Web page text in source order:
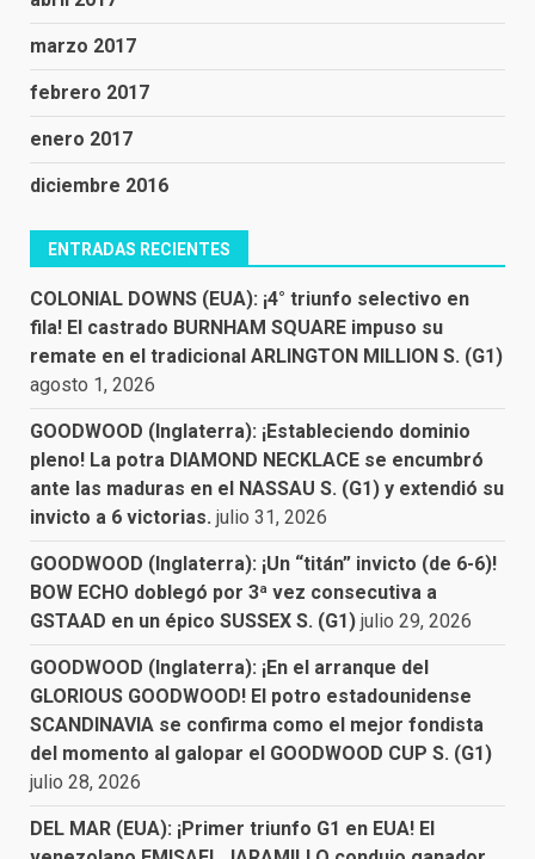
marzo 2017
febrero 2017
enero 2017
diciembre 2016
ENTRADAS RECIENTES
COLONIAL DOWNS (EUA): ¡4° triunfo selectivo en
fila! El castrado BURNHAM SQUARE impuso su
remate en el tradicional ARLINGTON MILLION S. (G1)
agosto 1, 2026
GOODWOOD (Inglaterra): ¡Estableciendo dominio
pleno! La potra DIAMOND NECKLACE se encumbró
ante las maduras en el NASSAU S. (G1) y extendió su
invicto a 6 victorias. julio 31, 2026
GOODWOOD (Inglaterra): ¡Un “titán” invicto (de 6-6)!
BOW ECHO doblegó por 3ª vez consecutiva a
GSTAAD en un épico SUSSEX S. (G1) julio 29, 2026
GOODWOOD (Inglaterra): ¡En el arranque del
GLORIOUS GOODWOOD! El potro estadounidense
SCANDINAVIA se confirma como el mejor fondista
del momento al galopar el GOODWOOD CUP S. (G1)
julio 28, 2026
DEL MAR (EUA): ¡Primer triunfo G1 en EUA! El